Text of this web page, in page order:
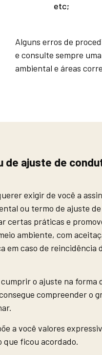
etc;
Alguns erros de
e consulte sempre
ambiental e áreas
ajuste de
exigir de você a
ou termo de ajuste
certas práticas e
ambiente, com
em caso de reincidência
o ajuste na forma
compreender o
a você valores
que ficou acordado.